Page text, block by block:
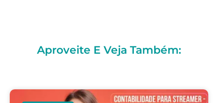
Aproveite E Veja Também: